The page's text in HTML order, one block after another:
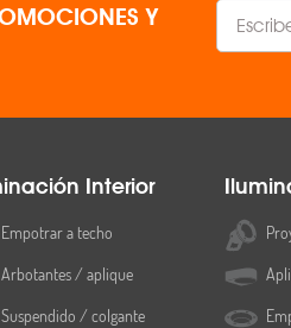
Y
Interior
Empotrar a techo
Arbotantes / aplique
Suspendido / colgante